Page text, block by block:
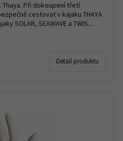
Při dokoupení třetí
cestovat v kajaku THAYA
SOLAR, SEAWAVE a TWIS...
Detail produktu